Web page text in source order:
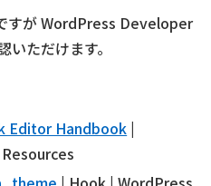
すが WordPress Developer
ただけます。
Editor Handbook |